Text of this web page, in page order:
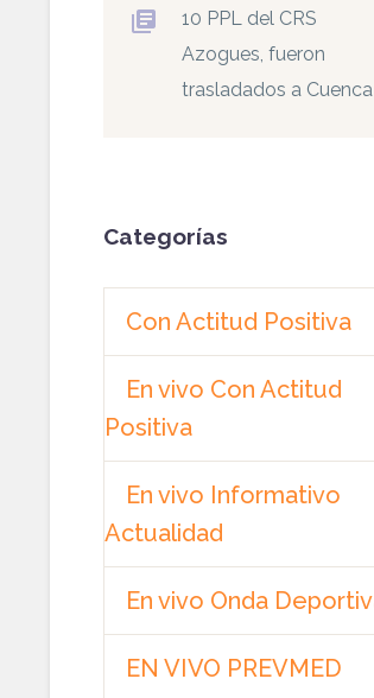
10 PPL del CRS
Azogues, fueron
trasladados a Cuenca
Categorías
Con Actitud Positiva
En vivo Con Actitud
Positiva
En vivo Informativo
Actualidad
En vivo Onda
EN VIVO PREVMED